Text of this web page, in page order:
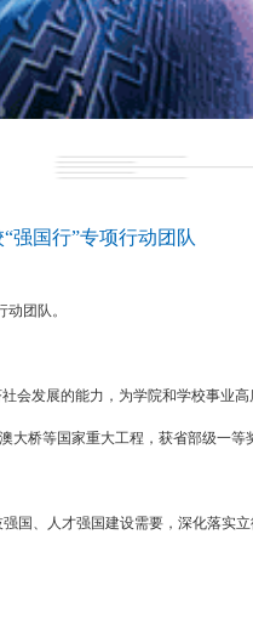
强国行”专项行动团队
团队。
会发展的能力，为学院和学校事业高
桥等国家重大工程，获省部级一等
国、人才强国建设需要，深化落实